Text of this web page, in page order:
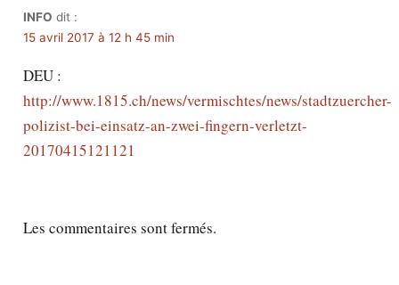
INFO dit :
15 avril 2017 à 12 h 45 min
DEU :
http://www.1815.ch/news/vermischtes/news/stadtzuercher-
polizist-bei-einsatz-an-zwei-fingern-verletzt-
20170415121121
Les commentaires sont fermés.